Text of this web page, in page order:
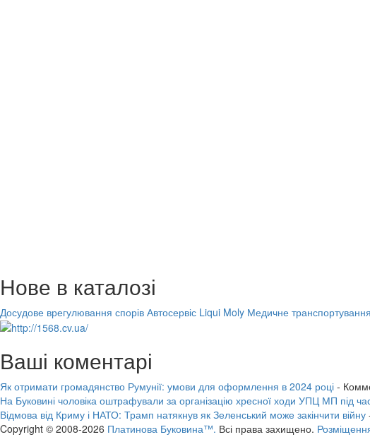
Нове в каталозі
Досудове врегулювання спорів Автосервіс Liqui Moly Медичне
Ваші коментарі
Як отримати громадянство Румунії: умови для оформлення в 2024 році -
На Буковині чоловіка оштрафували за організацію хресної ходи УПЦ МП під
Відмова від Криму і НАТО: Трамп натякнув як Зеленський може закінчити війну
Copyright © 2008-2026 Платинова Буковина™. Всі права захищено.